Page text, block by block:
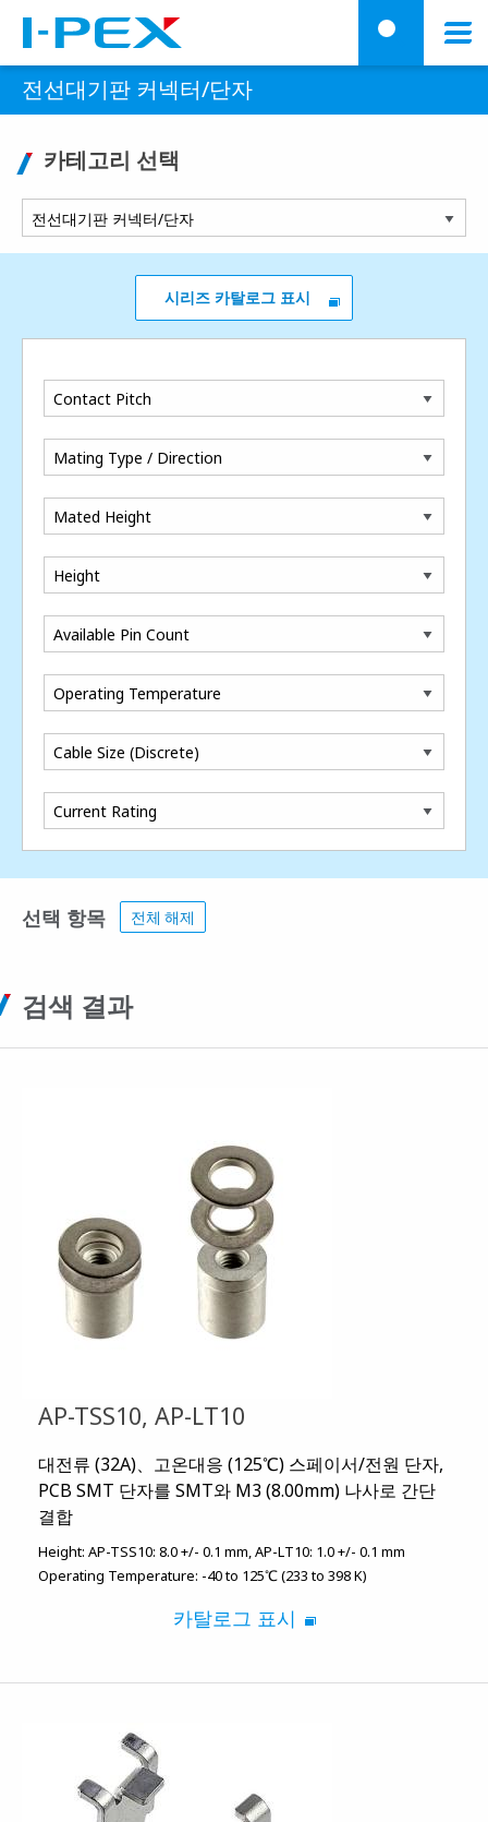
주요 콘텐츠로 건너뛰기
검색
전선대기판 커넥터/단자
카테고리 선택
시리즈 카탈로그 표시
Contact Pitch
Mating Type / Direction
Mated Height
Height
Available Pin Count
Operating Temperature
Cable Size (Discrete)
Current Rating
선택 항목 전체 해제
검색 결과
AP-TSS10, AP-LT10
대전류 (32A)、고온대응 (125℃) 스페이서/전원 단자,
PCB SMT 단자를 SMT와 M3 (8.00mm) 나사로 간단
결합
Height: AP-TSS10: 8.0 +/- 0.1 mm AP-LT10: 1.0 +/- 0.1 mm
Operating Temperature: -40 to 125℃ (233 to 398 K)
카탈로그 표시